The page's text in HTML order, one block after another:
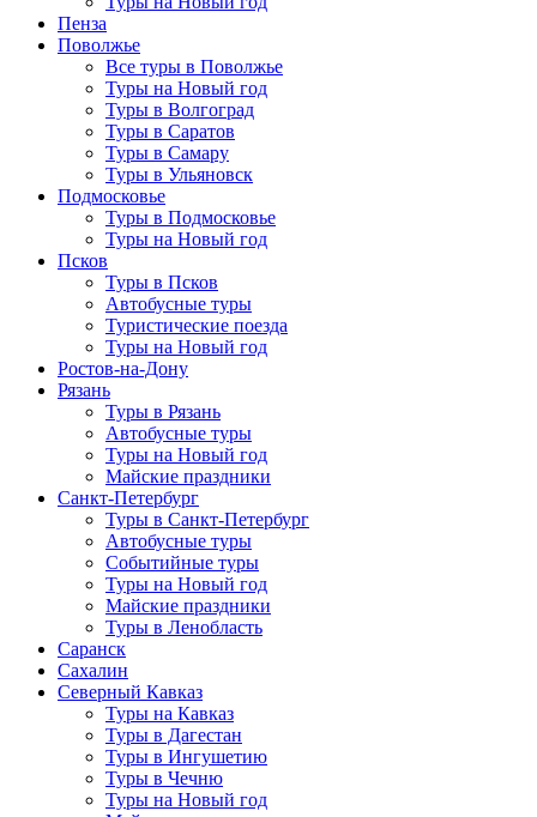
Пенза
Поволжье
Все туры в Поволжье
Туры на Новый год
Туры в Волгоград
Туры в Саратов
Туры в Самару
Туры в Ульяновск
Подмосковье
Туры в Подмосковье
Туры на Новый год
Псков
Туры в Псков
Автобусные туры
Туристические поезда
Туры на Новый год
Ростов-на-Дону
Рязань
Туры в Рязань
Автобусные туры
Туры на Новый год
Майские праздники
Санкт-Петербург
Туры в Санкт-Петербург
Автобусные туры
Событийные туры
Туры на Новый год
Майские праздники
Туры в Ленобласть
Саранск
Сахалин
Северный Кавказ
Туры на Кавказ
Туры в Дагестан
Туры в Ингушетию
Туры в Чечню
Туры на Новый год